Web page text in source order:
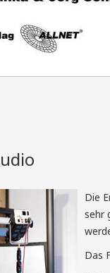
Die
sehr
Das